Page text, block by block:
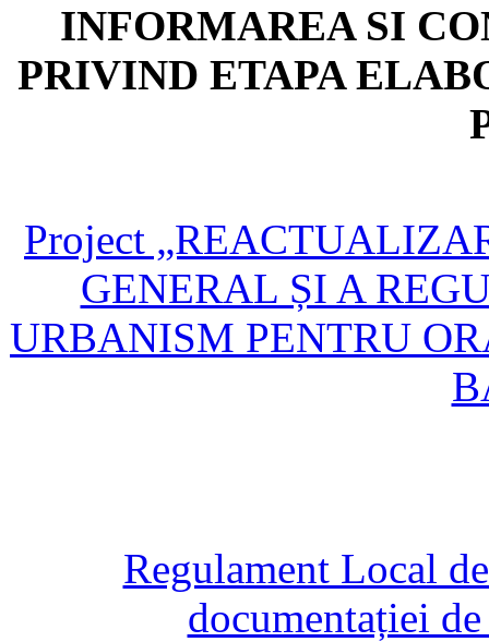
INFORMAREA SI
PRIVIND ETAPA
Project
GENERAL ȘI A
URBANISM PENTRU
Regulament Local
documentației